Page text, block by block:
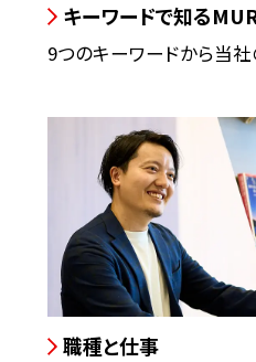
キーワードで知る
9つのキーワードから当
職種と仕事